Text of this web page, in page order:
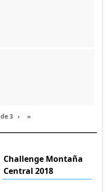
de3 › »
Challenge Montaña
Central 2018